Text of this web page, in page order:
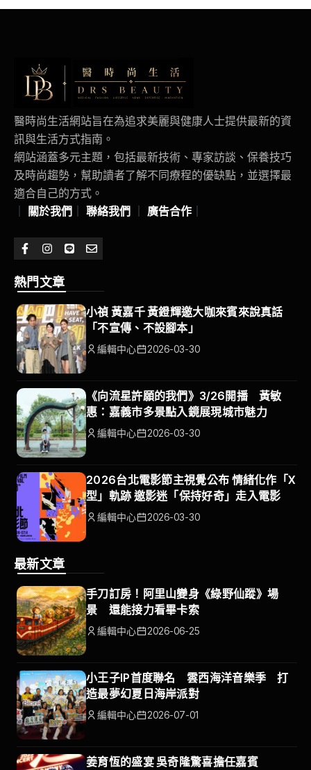
醫時尚生活網站旨在為追求美麗與健康人士提供最新的資
訊與生活方式指南。
網站涵蓋多元主題，包括最新技術、專家訪談、保養技巧
及時尚趨勢，幫助讀者了解不同療程的優缺點，並選擇最
適合自己的方式。
關於我們 聯絡我們 廣告合作
熱門文章
小禎 黃嘉千 黃鐙輝邀大咖來賓來說真話
「不宣傳、不設腳本」
編輯中心 2026-03-30
《向流星許願的我們》3/26開播 黃敏
惠：嘉義市多景點入鏡展現城市魅力
編輯中心 2026-03-30
2026台北電影節主視覺公布 情緒化作「X
型」軌跡 邀影迷「保持好奇」走入電影
編輯中心 2026-03-30
最新文章
手刀訂房！阿里山變身《綠野仙蹤》場
景 還能接力看畢卡索
編輯中心 2026-06-25
小王子IP首度聯名 雲西海洋音樂季 打
造最夢幻夏日海岸派對
編輯中心 2026-07-01
姜育恆的盛宴 吳奇隆驚喜擔任嘉賓